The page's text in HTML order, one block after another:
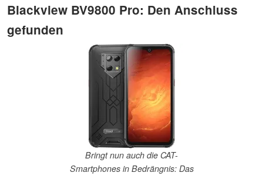
Blackview BV9800 Pro: Den Anschluss
gefunden
Bringt nun auch die CAT-
Smartphones in Bedrängnis: Das